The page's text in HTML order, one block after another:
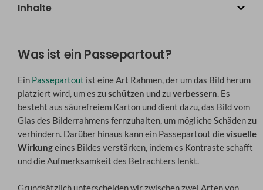
Inhalte
Was ist ein Passepartout?
Ein Passepartout ist eine Art Rahmen, der um das Bild herum
platziert wird, um es zuschützen und zuverbessern. Es
besteht aus säurefreiem Karton und dient dazu, das Bild vom
Glas des Bilderrahmens fernzuhalten, um mögliche Schäden zu
verhindern. Darüber hinaus kann ein Passepartout dievisuelle
Wirkungeines Bildes verstärken, indem es Kontraste schafft
und die Aufmerksamkeit des Betrachters lenkt.